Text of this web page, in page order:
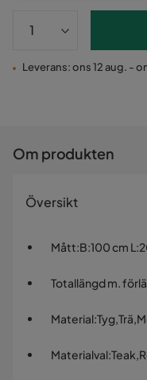
Leverans: ons 12 aug. -
Om produkten
Översikt
Mått:B:100 cm
Totallängd m.
Material:
Materialval: